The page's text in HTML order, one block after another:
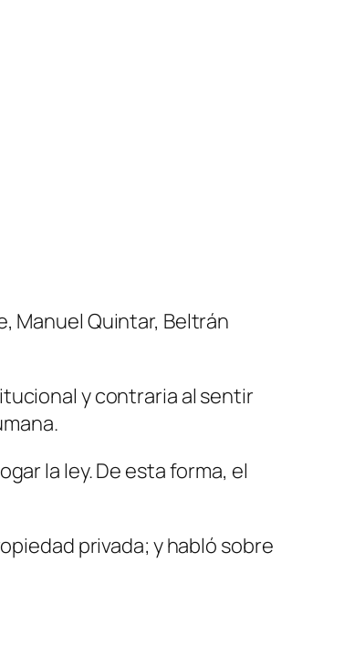
Manuel Quintar, Beltrán
y contraria al sentir
la ley. De esta forma, el
privada; y habló sobre